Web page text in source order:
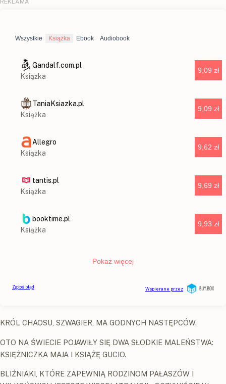
KRÓL CHAOSU, SZWAGIER, MA GODNYCH NASTĘPCÓW.
OTO NA ŚWIECIE POJAWIŁY SIĘ DWA SŁODKIE MALEŃSTWA:
KSIĘŻNICZKA MAJA I KSIĄŻĘ GUCIO.
BLIŹNIAKI, KTÓRE ZAPEWNIĄ RODZINOM PAŁASZÓW I